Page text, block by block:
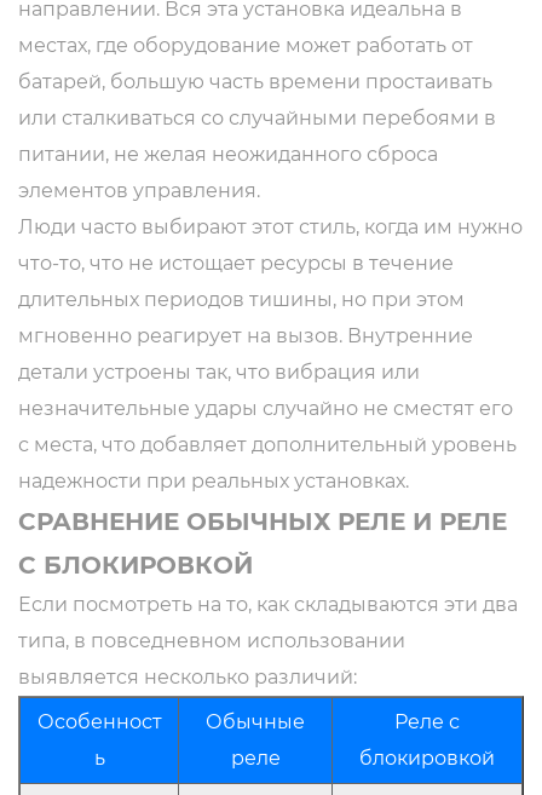
направлении. Вся эта установка идеальна в
местах, где оборудование может работать от
батарей, большую часть времени простаивать
или сталкиваться со случайными перебоями в
питании, не желая неожиданного сброса
элементов управления.
Люди часто выбирают этот стиль, когда им нужно
что-то, что не истощает ресурсы в течение
длительных периодов тишины, но при этом
мгновенно реагирует на вызов. Внутренние
детали устроены так, что вибрация или
незначительные удары случайно не сместят его
с места, что добавляет дополнительный уровень
надежности при реальных установках.
СРАВНЕНИЕ ОБЫЧНЫХ РЕЛЕ И РЕЛЕ
С БЛОКИРОВКОЙ
Если посмотреть на то, как складываются эти два
типа, в повседневном использовании
выявляется несколько различий:
Особенност
ь
Обычные
реле
Реле с
блокировкой